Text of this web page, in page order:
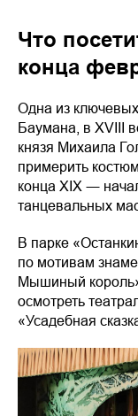
Что
конца
Одна из
Баумана, в XVIII
князя Михаила
примерить
конца XIX ―
танцевальных
В парке
по мотивам
Мышиный
осмотреть
«Усадебная